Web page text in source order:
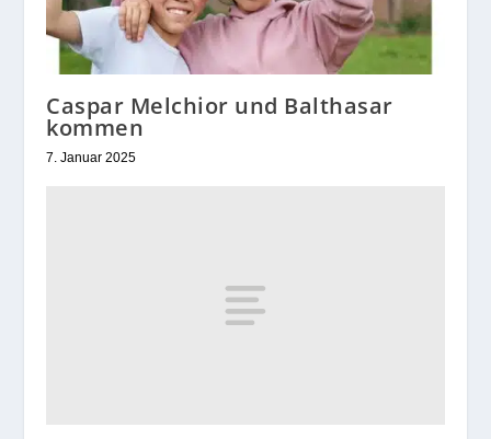
Caspar Melchior und Balthasar
kommen
7. Januar 2025